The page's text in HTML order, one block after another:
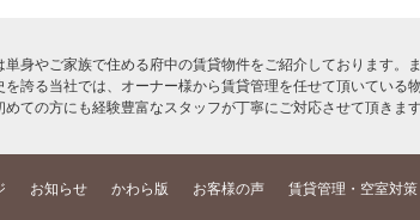
単身やご家族で住める府中の賃貸物件をご紹介しております
を誇る当社では、オーナー様から賃貸管理を任せて頂いてい
めての方にも経験豊富なスタッフが丁寧にご対応させて頂きま
お知らせ かわら版 お客様の声 賃貸管理・空室対策